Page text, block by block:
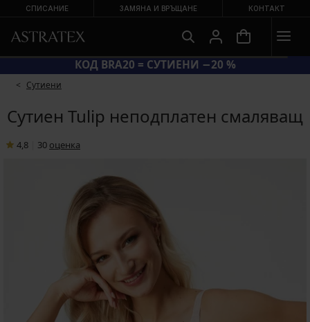
СПИСАНИЕ ЗАМЯНА И ВРЪЩАНЕ КОНТАКТ
ГОЛЯМА ЛЯТНА РАЗПРОДАЖБА ДО −70 %
Сутиени
Сутиен Tulip неподплатен смаляващ
4,8 30 oценка